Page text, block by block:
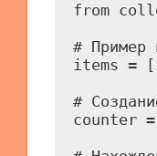
from
# Пример
items =
#
counter